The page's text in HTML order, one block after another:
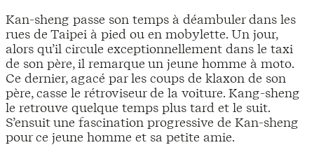
Kan-sheng passe son temps à déambuler dans les
rues de Taipei à pied ou en mobylette. Un jour,
alors qu’il circule exceptionnellement dans le taxi
de son père, il remarque un jeune homme à moto.
Ce dernier, agacé par les coups de klaxon de son
père, casse le rétroviseur de la voiture. Kang-sheng
le retrouve quelque temps plus tard et le suit.
S’ensuit une fascination progressive de Kan-sheng
pour ce jeune homme et sa petite amie.